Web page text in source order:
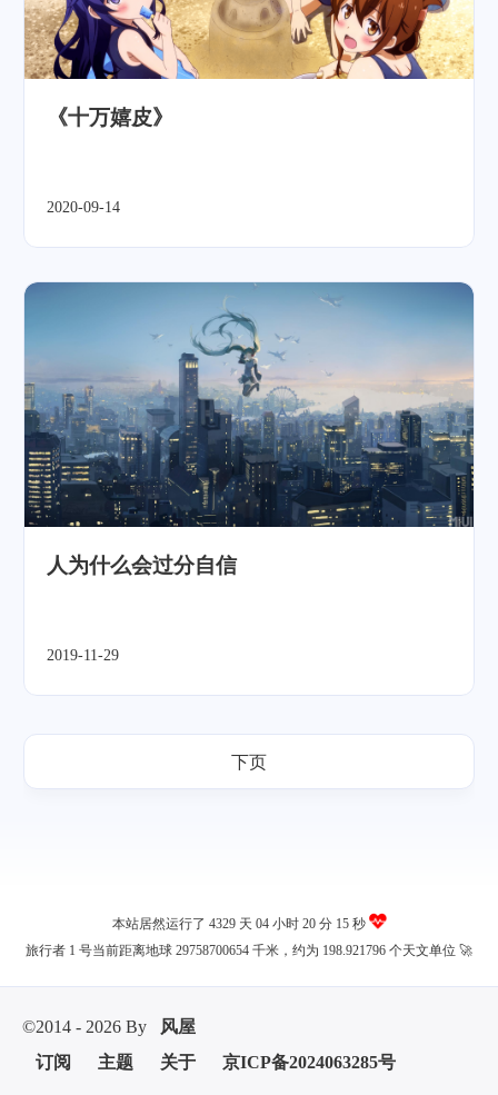
《十万嬉皮》
2020-09-14
人为什么会过分自信
2019-11-29
下页
本站居然运行了 4329 天 04 小时 20 分 16 秒
旅行者 1 号当前距离地球 29758700671 千米，约为 198.921796 个天文单位 🚀
©2014 - 2026 By
风屋
订阅
主题 关于 京ICP备2024063285号